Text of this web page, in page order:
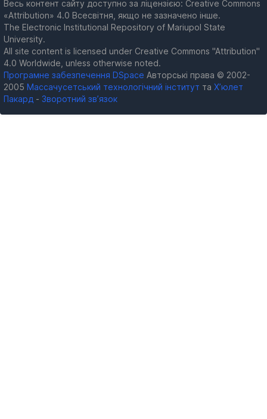
Весь контент сайту доступно за ліцензією: Creative Commons
«Attribution» 4.0 Всесвітня, якщо не зазначено інше.
The Electronic Institutional Repository of Mariupol State
University.
All site content is licensed under Creative Commons "Attribution"
4.0 Worldwide, unless otherwise noted.
Програмне забезпечення DSpace Авторські права © 2002-
2005 Массачусетський технологічний інститут та Х’юлет
Пакард - Зворотний зв’язок